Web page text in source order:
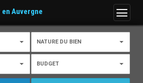
Menu
Auvergne
NATURE DU BIEN
BUDGET